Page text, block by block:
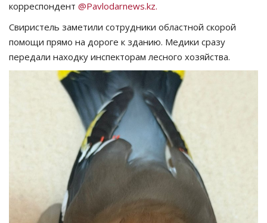
Курултай
Язык
корреспондент @Pavlodarnews.kz.
Свиристель заметили сотрудники областной скорой
помощи прямо на дороге к зданию. Медики сразу
передали находку инспекторам лесного хозяйства.